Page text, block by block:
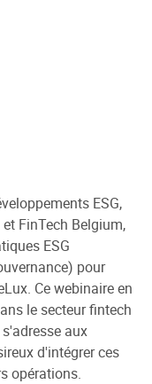
ESG,
FinTech Belgium,
ESG
pour
Ce webinaire en
le secteur fintech
aux
d'intégrer ces
opérations.